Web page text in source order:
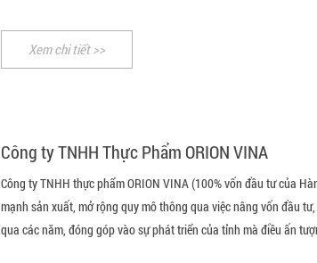
Xem chi tiết >>
Công ty TNHH Thực Phẩm ORION VINA
Công ty TNHH thực phẩm ORION VINA (100% vốn đầu tư của
mạnh sản xuất, mở rộng quy mô thông qua việc nâng vốn đầu
qua các năm, đóng góp vào sự phát triển của tỉnh mà điều ấn